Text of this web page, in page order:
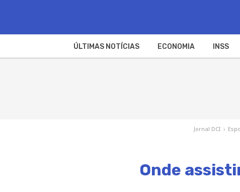
ÚLTIMAS NOTÍCIAS ECONOMIA INSS
Jornal DCI ›
Onde